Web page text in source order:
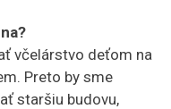
včelárstvo deťom na
Preto by sme
staršiu budovu,